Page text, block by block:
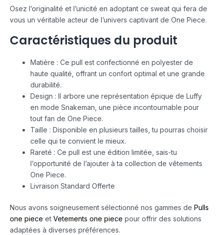
Osez l’originalité et l’unicité en adoptant ce sweat qui fera de
vous un véritable acteur de l’univers captivant de One Piece.
Caractéristiques du produit
Matière : Ce pull est confectionné en polyester de
haute qualité, offrant un confort optimal et une grande
durabilité.
Design : Il arbore une représentation épique de Luffy
en mode Snakeman, une pièce incontournable pour
tout fan de One Piece.
Taille : Disponible en plusieurs tailles, tu pourras choisir
celle qui te convient le mieux.
Rareté : Ce pull est une édition limitée, sais-tu
l’opportunité de l’ajouter à ta collection de vêtements
One Piece.
Livraison Standard Offerte
Nous avons soigneusement sélectionné nos gammes de Pulls
one piece et Vetements one piece pour offrir des solutions
adaptées à diverses préférences.